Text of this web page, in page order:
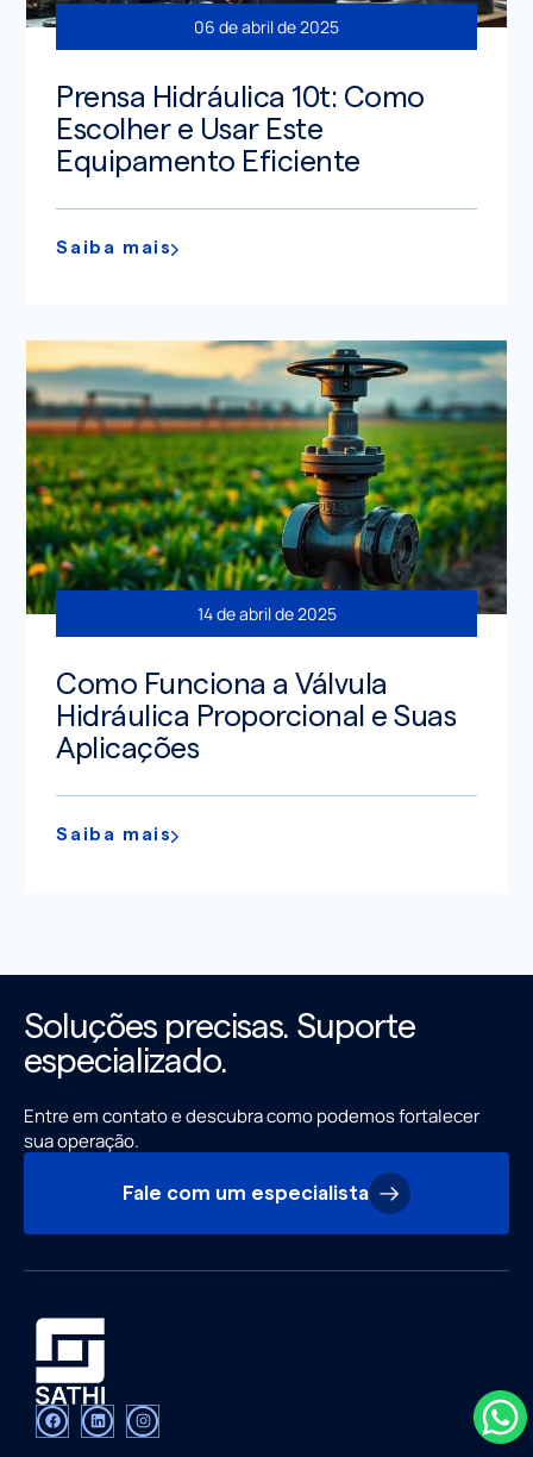
06 de abril de 2025
Prensa Hidráulica 10t: Como
Escolher e Usar Este
Equipamento Eficiente
Saiba mais
14 de abril de 2025
Como Funciona a Válvula
Hidráulica Proporcional e Suas
Aplicações
Saiba mais
Soluções precisas. Suporte
especializado.
Entre em contato e descubra como podemos fortalecer
sua operação.
Fale com um especialista